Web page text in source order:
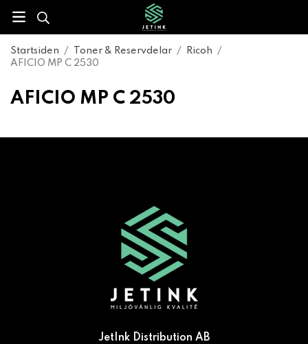
Startsiden / Toner & Reservdelar / Ricoh
/
AFICIO MP C 2530
AFICIO MP C 2530
JetInk Distribution AB